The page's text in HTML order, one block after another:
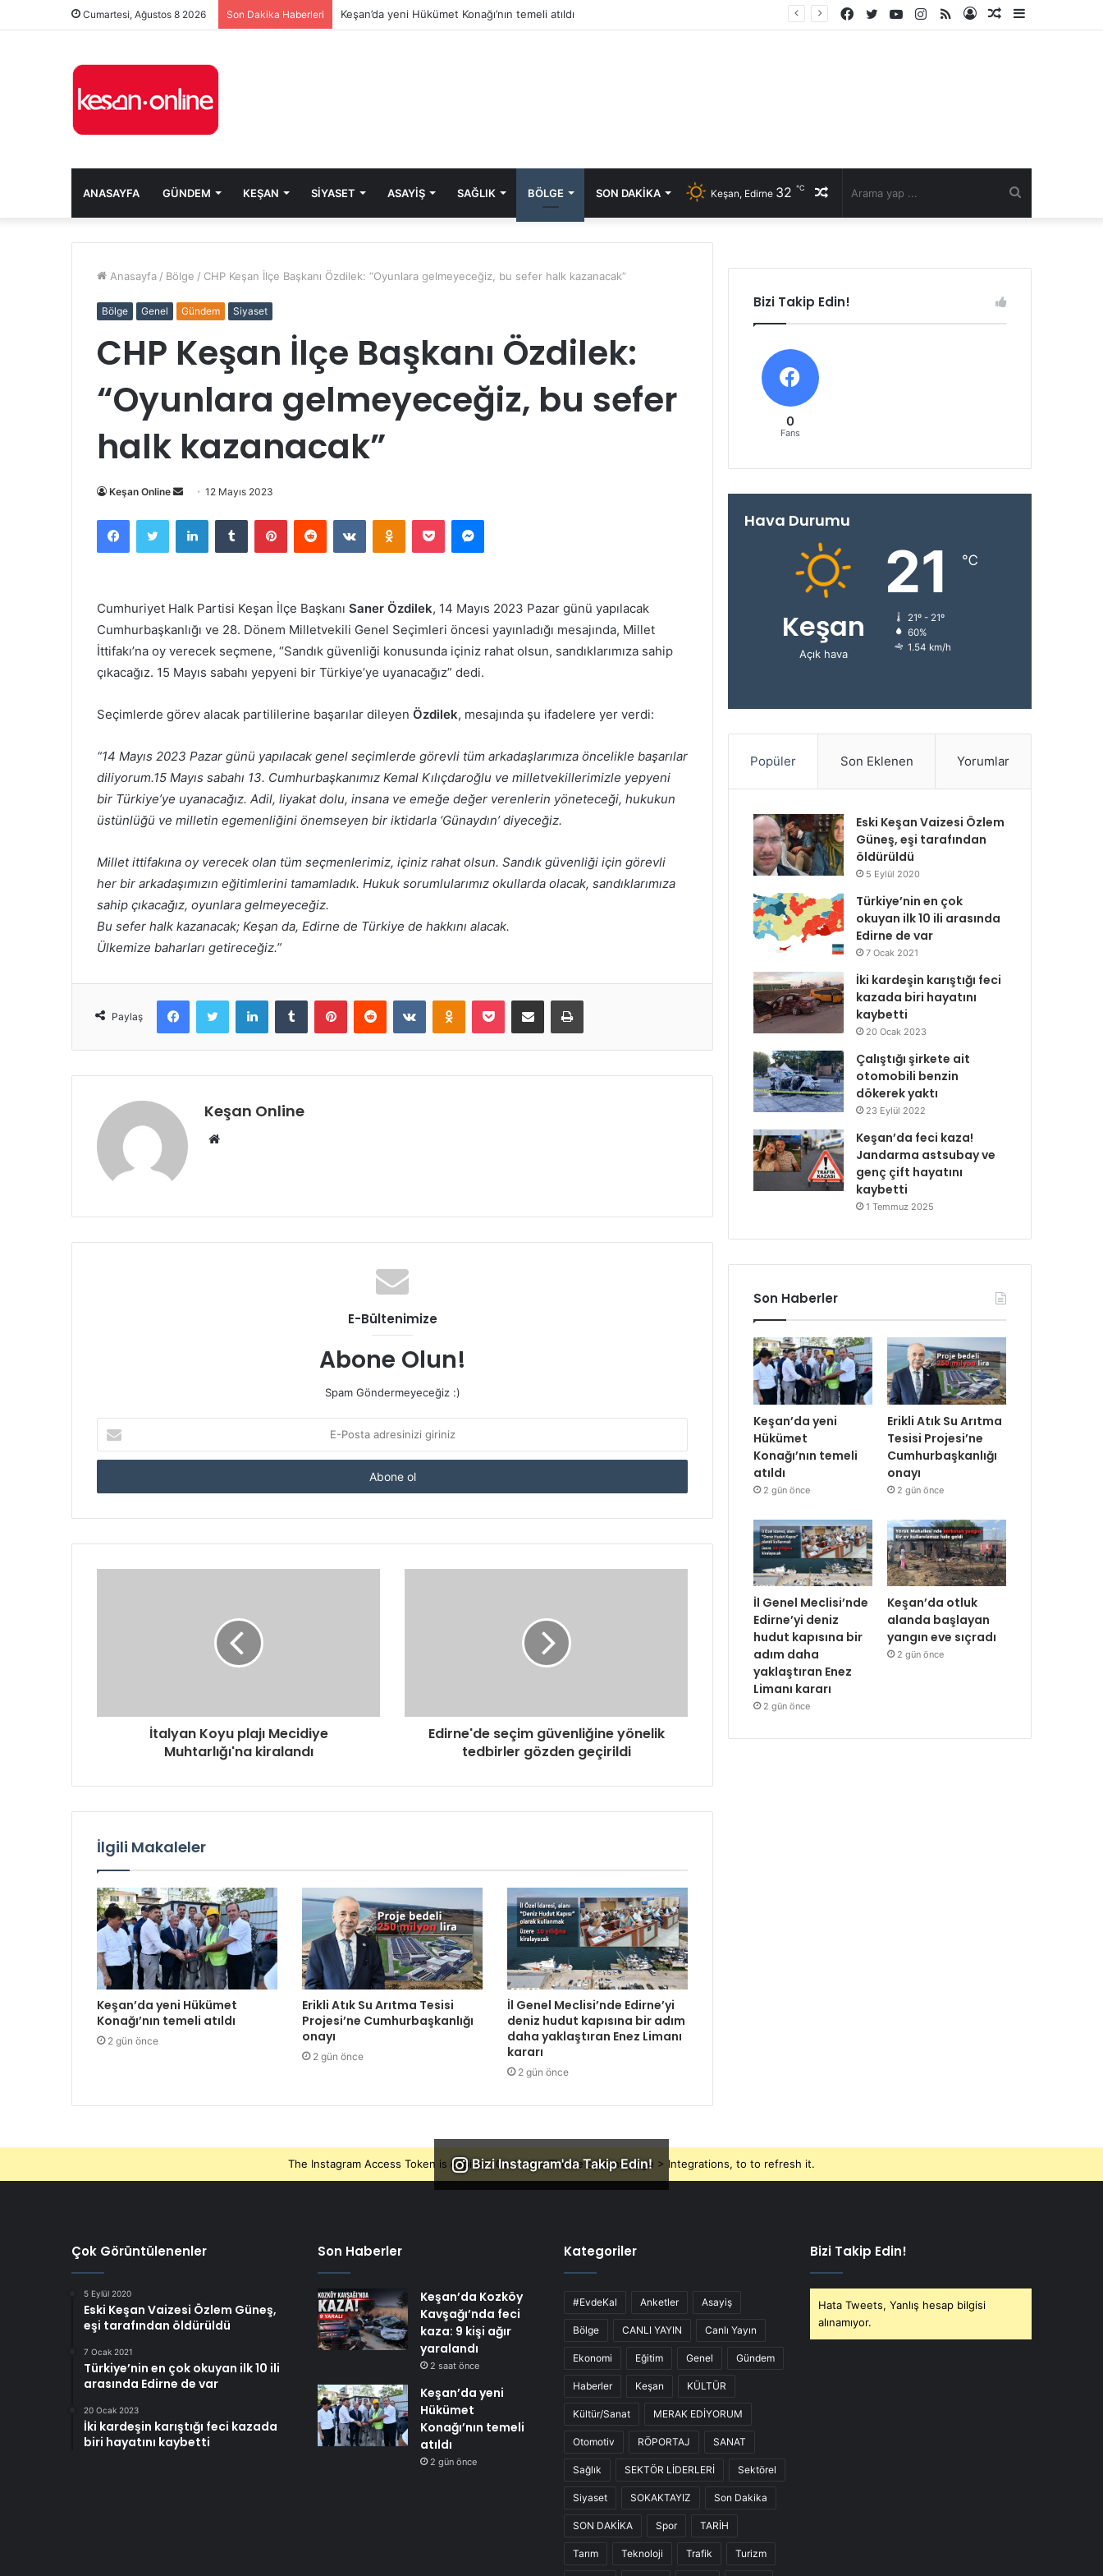
Cumartesi, Ağustos 8 2026 Son Dakika Haberleri Keşan’da yeni Hükümet Konağı’nın temeli atıldı
Kenar
Rastgele
Kayıt
RSS
Instagram
YouTube
Twitter
Facebook
ANASAYFA GÜNDEM KEŞAN SIYASET ASAYIŞ SAĞLIK BÖLGE SON DAKIKA Rastgele
Keşan, Edirne 32 ℃
Anasayfa / Bölge / CHP Keşan İlçe Başkanı Özdilek: “Oyunlara gelmeyeceğiz, bu sefer halk kazanacak”
Bölge Genel Gündem Siyaset
CHP Keşan İlçe Başkanı Özdilek:
“Oyunlara gelmeyeceğiz, bu sefer
halk kazanacak”
Keşan Online
Bir
posta
göndermek
12 Mayıs 2023
FacebookTwitter LinkedInTumblr PinterestReddit VKontakteOdnoklassniki
Pocket Messenger
Cumhuriyet Halk Partisi Keşan İlçe Başkanı Saner Özdilek, 14 Mayıs 2023 Pazar günü yapılacak
Cumhurbaşkanlığı ve 28. Dönem Milletvekili Genel Seçimleri öncesi yayınladığı mesajında, Millet
İttifakı’na oy verecek seçmene, “Sandık güvenliği konusunda içiniz rahat olsun, sandıklarımıza sahip
çıkacağız. 15 Mayıs sabahı yepyeni bir Türkiye’ye uyanacağız” dedi.
Seçimlerde görev alacak partililerine başarılar dileyen Özdilek, mesajında şu ifadelere yer verdi:
“14 Mayıs 2023 Pazar günü yapılacak genel seçimlerde görevli tüm arkadaşlarımıza öncelikle başarılar
diliyorum.15 Mayıs sabahı 13. Cumhurbaşkanımız Kemal Kılıçdaroğlu ve milletvekillerimizle yepyeni
bir Türkiye’ye uyanacağız. Adil, liyakat dolu, insana ve emeğe değer verenlerin yöneteceği, hukukun
üstünlüğü ve milletin egemenliğini önemseyen bir iktidarla ‘Günaydın’ diyeceğiz.
Millet ittifakına oy verecek olan tüm seçmenlerimiz, içiniz rahat olsun. Sandık güvenliği için görevli
her bir arkadaşımızın eğitimlerini tamamladık. Hukuk sorumlularımız okullarda olacak, sandıklarımıza
sahip çıkacağız, oyunlara gelmeyeceğiz.
Bu sefer halk kazanacak; Keşan da, Edirne de Türkiye de hakkını alacak.
Ülkemize baharları getireceğiz.”
Paylaş
FacebookTwitter LinkedInTumblr PinterestReddit VKontakteOdnoklassniki
Pocket E-Posta ile paylaş Yazdır
Keşan Online
Web
E-Bültenimize
Abone Olun!
Spam Göndermeyeceğiz :)
Posta
adresinizi
İtalyan Koyu plajı Mecidiye
Muhtarlığı'na kiralandı
Edirne'de seçim güvenliğine yönelik
tedbirler gözden geçirildi
İlgili Makaleler
Keşan’da yeni Hükümet
Konağı’nın temeli atıldı
2 gün önce
Erikli Atık Su Arıtma Tesisi
Projesi’ne Cumhurbaşkanlığı
onayı
2 gün önce
İl Genel Meclisi’nde Edirne’yi
deniz hudut kapısına bir adım
daha yaklaştıran Enez Limanı
kararı
2 gün önce
Bizi Takip Edin!
0
Fans
Hava Durumu
Keşan
Açık hava
21 ℃
21º - 21º
60%
1.54 km/h
Popüler Son Eklenen Yorumlar
Eski Keşan Vaizesi Özlem
Güneş, eşi tarafından
öldürüldü
5 Eylül 2020
Türkiye’nin en çok
okuyan ilk 10 ili arasında
Edirne de var
7 Ocak 2021
İki kardeşin karıştığı feci
kazada biri hayatını
kaybetti
20 Ocak 2023
Çalıştığı şirkete ait
otomobili benzin
dökerek yaktı
23 Eylül 2022
Keşan’da feci kaza!
Jandarma astsubay ve
genç çift hayatını
kaybetti
1 Temmuz 2025
Son Haberler
Keşan’da yeni
Hükümet
Konağı’nın temeli
atıldı
2 gün önce
Erikli Atık Su Arıtma
Tesisi Projesi’ne
Cumhurbaşkanlığı
onayı
2 gün önce
İl Genel Meclisi’nde
Edirne’yi deniz
hudut kapısına bir
adım daha
yaklaştıran Enez
Limanı kararı
2 gün önce
Keşan’da otluk
alanda başlayan
yangın eve sıçradı
2 gün önce
Bizi Instagram'da Takip Edin!
The Instagram Access Token is expired, Go to the Theme options page > Integrations, to to refresh it.
Çok Görüntülenenler
5 Eylül 2020
Eski Keşan Vaizesi Özlem Güneş,
eşi tarafından öldürüldü
7 Ocak 2021
Türkiye’nin en çok okuyan ilk 10 ili
arasında Edirne de var
20 Ocak 2023
İki kardeşin karıştığı feci kazada
biri hayatını kaybetti
Son Haberler
Keşan’da Kozköy
Kavşağı’nda feci
kaza: 9 kişi ağır
yaralandı
2 saat önce
Keşan’da yeni
Hükümet
Konağı’nın temeli
atıldı
2 gün önce
Kategoriler
#EvdeKal Anketler Asayiş
Bölge CANLI YAYIN Canlı Yayın
Ekonomi Eğitim Genel Gündem
Haberler Keşan KÜLTÜR
Kültür/Sanat MERAK EDİYORUM
Otomotiv RÖPORTAJ SANAT
Sağlık SEKTÖR LİDERLERİ Sektörel
Siyaset SOKAKTAYIZ Son Dakika
SON DAKİKA Spor TARİH
Tarım Teknoloji Trafik Turizm
Bizi Takip Edin!
Hata Tweets, Yanlış hesap bilgisi
alınamıyor.